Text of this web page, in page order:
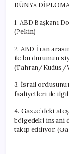
DÜNYA
1. ABD Başkanı
(Pekin)
2. ABD-İran
ile bu durumun
(Tahran/Kudüs/
3. İsrail
faaliyetleri ile
4. Gazze’deki
bölgedeki insani
takip ediliyor.